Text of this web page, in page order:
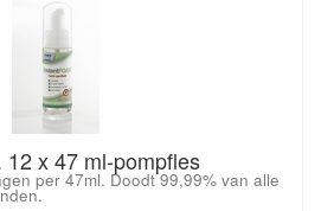
x 47 ml-pompfles
per 47ml. Doodt 99,99% van alle